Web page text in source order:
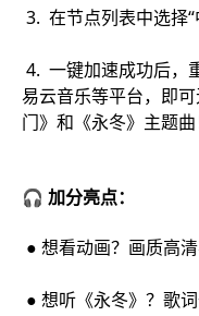
3. 在节点列表中选择“
4. 一键加速成功后，
易云音乐等平台，即
门》和《永冬》主题曲
🎧 加分亮点：
● 想看动画？画质高清
● 想听《永冬》？歌